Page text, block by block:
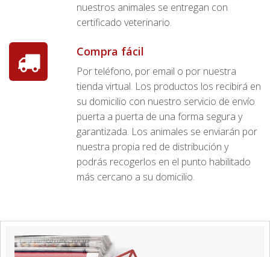
nuestros animales se entregan con
certificado veterinario.
Compra fácil
Por teléfono, por email o por nuestra
tienda virtual. Los productos los recibirá en
su domicilio con nuestro servicio de envío
puerta a puerta de una forma segura y
garantizada. Los animales se enviarán por
nuestra propia red de distribución y
podrás recogerlos en el punto habilitado
más cercano a su domicilio.